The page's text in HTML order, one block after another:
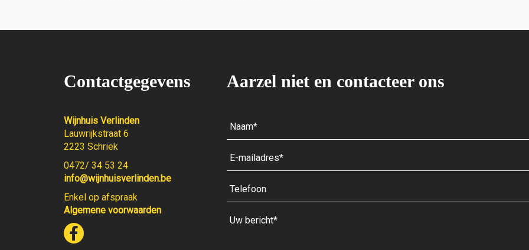
Contactgegevens
Wijnhuis Verlinden
Lauwrijkstraat 6
2223 Schriek
0472/ 34 53 24
info@wijnhuisverlinden.be
Enkel op afspraak
Algemene voorwaarden
Aarzel niet en contacteer ons